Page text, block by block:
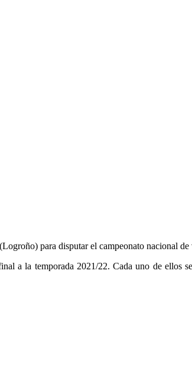
para disputar el campeonato nacional
a la temporada 2021/22. Cada uno de ellos